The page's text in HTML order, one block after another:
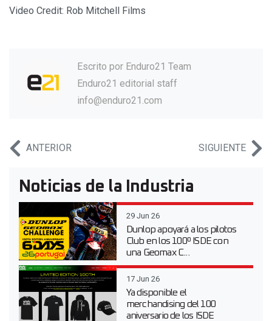
Video Credit: Rob Mitchell Films
Escrito por Enduro21 Team
Enduro21 editorial staff
info@enduro21.com
ANTERIOR SIGUIENTE
Noticias de la Industria
29 Jun 26
Dunlop apoyará a los pilotos
Club en los 100º ISDE con
una Geomax C...
17 Jun 26
Ya disponible el
merchandising del 100
aniversario de los ISDE